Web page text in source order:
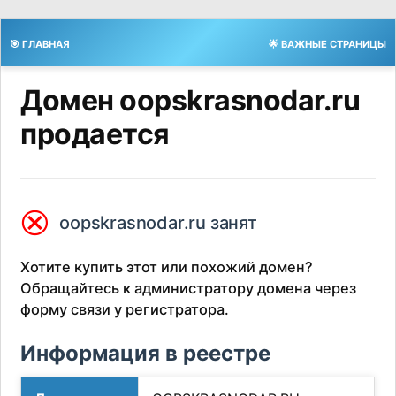
🎯 ГЛАВНАЯ 🌟 ВАЖНЫЕ СТРАНИЦЫ
Домен oopskrasnodar.ru
продается
⮿ oopskrasnodar.ru занят
Хотите купить этот или похожий домен?
Обращайтесь к администратору домена через
форму связи у регистратора.
Информация в реестре